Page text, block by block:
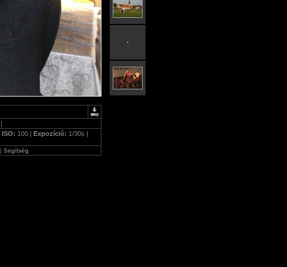
|
ISO: 100 | Expozíció: 1/30s |
| Segítség